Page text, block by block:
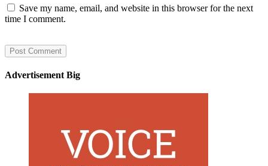
Save my name, email, and website in this browser for the next
time I comment.
Advertisement Big